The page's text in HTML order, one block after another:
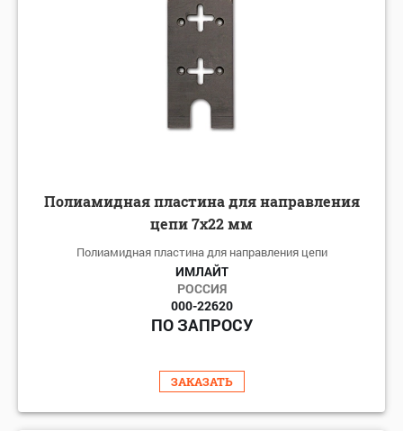
Полиамидная пластина для направления
цепи 7x22 мм
Полиамидная пластина для направления цепи
ИМЛАЙТ
РОССИЯ
000-22620
ПО ЗАПРОСУ
ЗАКАЗАТЬ